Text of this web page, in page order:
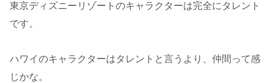
東京ディズニーリゾートのキャラクターは完全にタレント
です。
ハワイのキャラクターはタレントと言うより、仲間って感
じかな。